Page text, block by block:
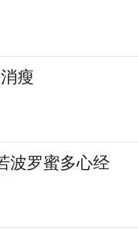
瘦
波罗蜜多心经